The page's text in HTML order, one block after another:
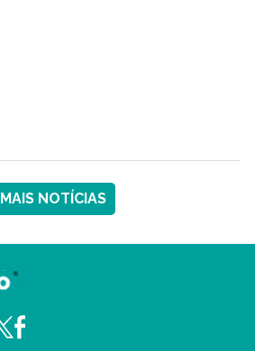
MAIS NOTÍCIAS